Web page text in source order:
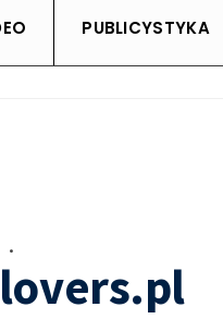
PUBLICYSTYKA
•